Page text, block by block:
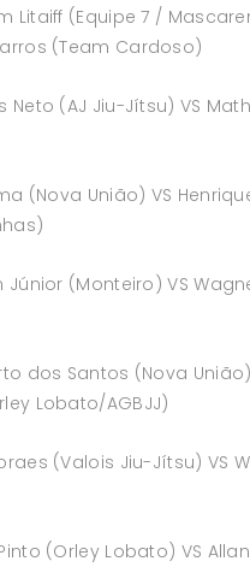
Litaiff (Equipe 7 /
(Team Cardoso)
Neto (AJ Jiu-Jítsu) VS
(Nova União) VS
Júnior (Monteiro) VS
dos Santos (Nova
Lobato/AGBJJ)
(Valois Jiu-Jítsu) VS
(Orley Lobato) VS